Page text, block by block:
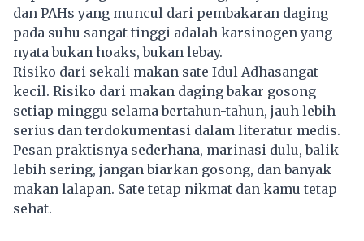
dan PAHs yang muncul dari pembakaran daging
pada suhu sangat tinggi adalah karsinogen yang
nyata bukan hoaks, bukan lebay.
Risiko dari sekali makan sate Idul Adhasangat
kecil. Risiko dari makan daging bakar gosong
setiap minggu selama bertahun-tahun, jauh lebih
serius dan terdokumentasi dalam literatur medis.
Pesan praktisnya sederhana, marinasi dulu, balik
lebih sering, jangan biarkan gosong, dan banyak
makan lalapan. Sate tetap nikmat dan kamu tetap
sehat.